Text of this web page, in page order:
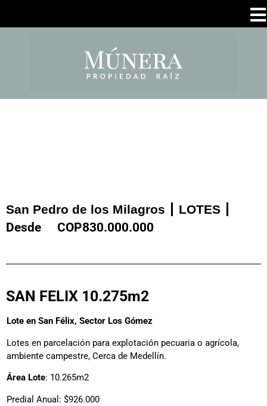
San Pedro de los Milagros LOTES
Desde COP830.000.000
SAN FELIX 10.275m2
Lote en San Félix, Sector Los Gómez
Lotes en parcelación para explotación pecuaria o agrícola,
ambiente campestre, Cerca de Medellín.
Área Lote: 10.265m2
Predial Anual: $926.000